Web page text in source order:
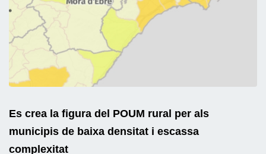
Es crea la figura del POUM rural per als
municipis de baixa densitat i escassa
complexitat